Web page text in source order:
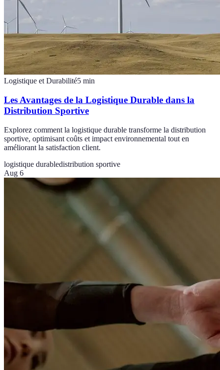
Logistique et Durabilité5 min
Les Avantages de la Logistique Durable dans la
Distribution Sportive
Explorez comment la logistique durable transforme la distribution
sportive, optimisant coûts et impact environnemental tout en
améliorant la satisfaction client.
logistique durabledistribution sportive
Aug 6